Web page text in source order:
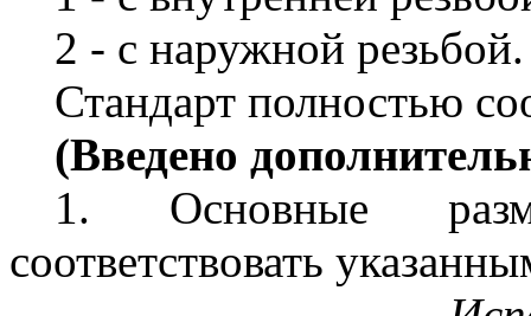
2 - с наружной резьбой.
Стандарт полностью
(Введено
1. Основные
соответствовать